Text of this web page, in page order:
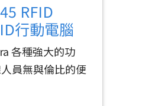
RFID
行動電腦
各種強大的功
員無與倫比的便